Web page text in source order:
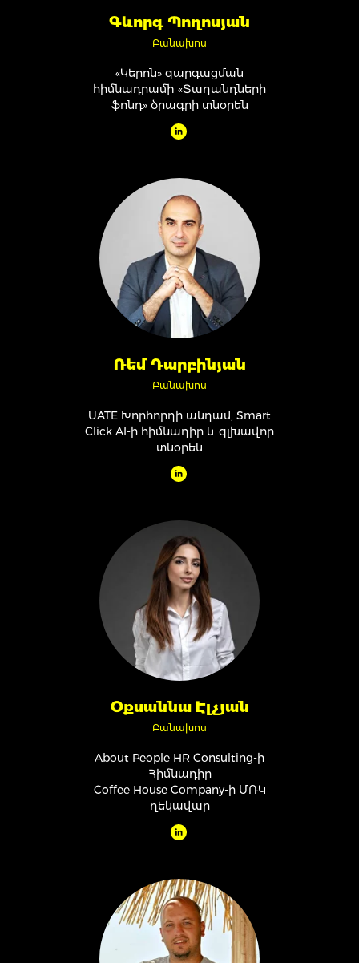
Գևորգ Պողոսյան
Բանախոս
«Կերոն» զարգացման
հիմնադրամի «Տաղանդների
ֆոնդ» ծրագրի տնօրեն
Ռեմ Դարբինյան
Բանախոս
UATE Խորհորդի անդամ, Smart
Click AI-ի հիմնադիր և գլխավոր
տնօրեն
Օքսաննա Էլչյան
Բանախոս
About People HR Consulting-ի
Հիմնադիր
Coffee House Company-ի ՄՌԿ
ղեկավար